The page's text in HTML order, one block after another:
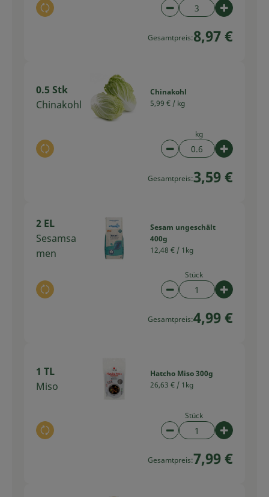
Auswahl ändern Artikelanzahl
Gesamtpreis:8,97 €
0.5 Stk
Chinakohl
Auswahl ändern
Chinakohl
5,99 € / kg
kg
Artikelanzahl
Gesamtpreis:3,59 €
2 EL
Sesamsa
men
Auswahl ändern
Sesam ungeschält
400g
12,48 € / 1kg
Stück
Artikelanzahl
Gesamtpreis:4,99 €
1 TL
Miso
Auswahl ändern
Hatcho Miso 300g
26,63 € / 1kg
Stück
Artikelanzahl
Gesamtpreis:7,99 €